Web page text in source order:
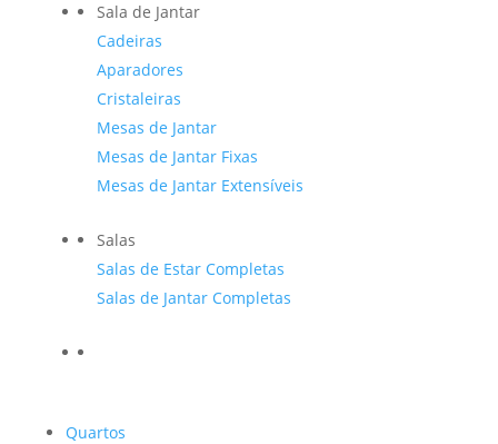
Sala de Jantar
Cadeiras
Aparadores
Cristaleiras
Mesas de Jantar
Mesas de Jantar Fixas
Mesas de Jantar Extensíveis
Salas
Salas de Estar Completas
Salas de Jantar Completas
Quartos